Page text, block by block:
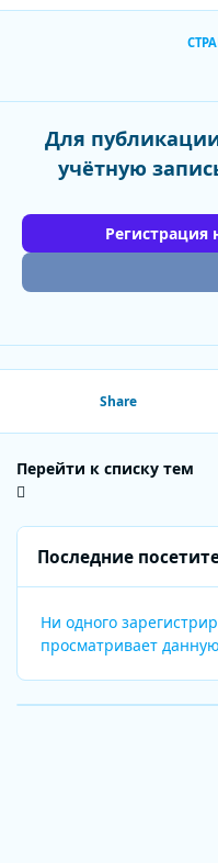
Для
учётную
Регистрация
Share
Перейти к списку тем
Последние
Ни одного
просматривает